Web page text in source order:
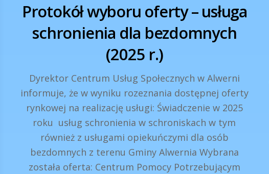
Protokół wyboru oferty – usługa
schronienia dla bezdomnych
(2025 r.)
Dyrektor Centrum Usług Społecznych w Alwerni
informuje, że w wyniku rozeznania dostępnej oferty
rynkowej na realizację usługi: Świadczenie w 2025
roku usług schronienia w schroniskach w tym
również z usługami opiekuńczymi dla osób
bezdomnych z terenu Gminy Alwernia Wybrana
została oferta: Centrum Pomocy Potrzebującym